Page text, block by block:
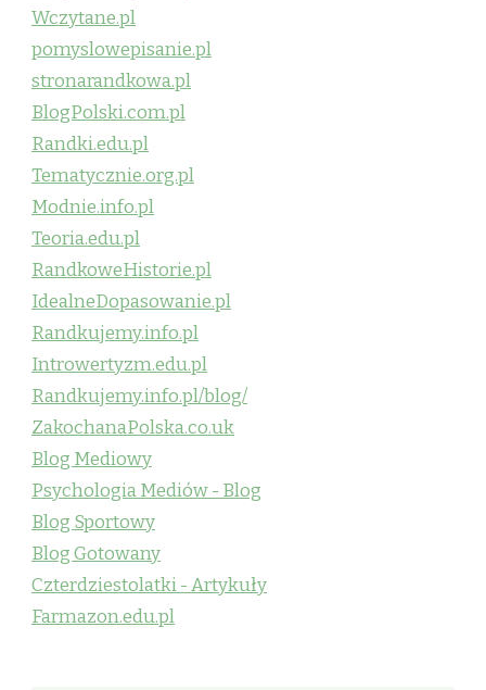
Wczytane.pl
pomyslowepisanie.pl
stronarandkowa.pl
BlogPolski.com.pl
Randki.edu.pl
Tematycznie.org.pl
Modnie.info.pl
Teoria.edu.pl
RandkoweHistorie.pl
IdealneDopasowanie.pl
Randkujemy.info.pl
Introwertyzm.edu.pl
Randkujemy.info.pl/blog/
ZakochanaPolska.co.uk
Blog Mediowy
Psychologia Mediów - Blog
Blog Sportowy
Blog Gotowany
Czterdziestolatki - Artykuły
Farmazon.edu.pl